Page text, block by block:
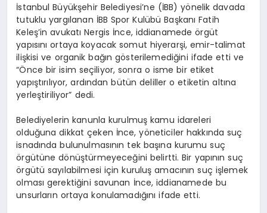
İstanbul Büyükşehir Belediyesi’ne (İBB) yönelik davada
tutuklu yargılanan İBB Spor Kulübü Başkanı Fatih
Keleş’in avukatı Nergis İnce, iddianamede örgüt
yapısını ortaya koyacak somut hiyerarşi, emir-talimat
ilişkisi ve organik bağın gösterilemediğini ifade etti ve
“Önce bir isim seçiliyor, sonra o isme bir etiket
yapıştırılıyor, ardından bütün deliller o etiketin altına
yerleştiriliyor” dedi.
Belediyelerin kanunla kurulmuş kamu idareleri
olduğuna dikkat çeken İnce, yöneticiler hakkında suç
isnadında bulunulmasının tek başına kurumu suç
örgütüne dönüştürmeyeceğini belirtti. Bir yapının suç
örgütü sayılabilmesi için kuruluş amacının suç işlemek
olması gerektiğini savunan İnce, iddianamede bu
unsurların ortaya konulamadığını ifade etti.